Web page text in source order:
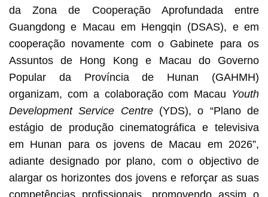
da Zona de Cooperação Aprofundada entre
Guangdong e Macau em Hengqin (DSAS), e em
cooperação novamente com o Gabinete para os
Assuntos de Hong Kong e Macau do Governo
Popular da Província de Hunan (GAHMH)
organizam, com a colaboração com Macau Youth
Development Service Centre(YDS), o “Plano de
estágio de produção cinematográfica e televisiva
em Hunan para os jovens de Macau em 2026”,
adiante designado por plano, com o objectivo de
alargar os horizontes dos jovens e reforçar as suas
competências profissionais, promovendo assim o